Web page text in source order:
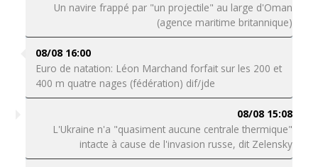
Un navire frappé par "un projectile" au large d'Oman
(agence maritime britannique)
08/08 16:00
Euro de natation: Léon Marchand forfait sur les 200 et
400 m quatre nages (fédération) dif/jde
08/08 15:08
L'Ukraine n'a "quasiment aucune centrale thermique"
intacte à cause de l'invasion russe, dit Zelensky